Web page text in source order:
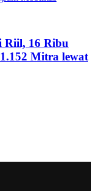
Riil, 16 Ribu
Mitra lewat